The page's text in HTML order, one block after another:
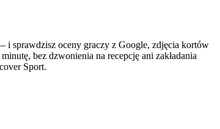
sprawdzisz oceny graczy z Google, zdjęcia kortów
bez dzwonienia na recepcję ani zakładania
Sport.